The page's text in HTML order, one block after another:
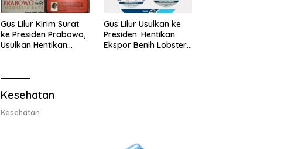
Gus Lilur Kirim Surat
ke Presiden Prabowo,
Usulkan Hentikan
Lobster 50 Gram
Gus Lilur Usulkan ke
Presiden: Hentikan
Ekspor Benih Lobster,
Kesehatan
Kesehatan